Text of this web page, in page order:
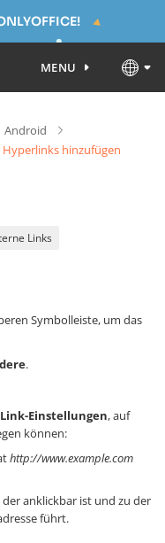
MENU
Android
Hyperlinks hinzufügen
Links
Symbolleiste, um das
.
Link-Einstellungen, auf
können:
http://www.example.com
der anklickbar ist und zu der
führt.